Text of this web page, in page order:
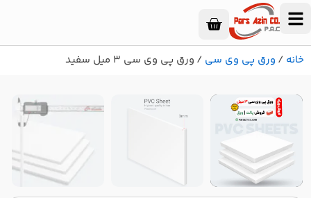
خانه / ورق پی وی سی / ورق پی وی سی 3 میل سفید